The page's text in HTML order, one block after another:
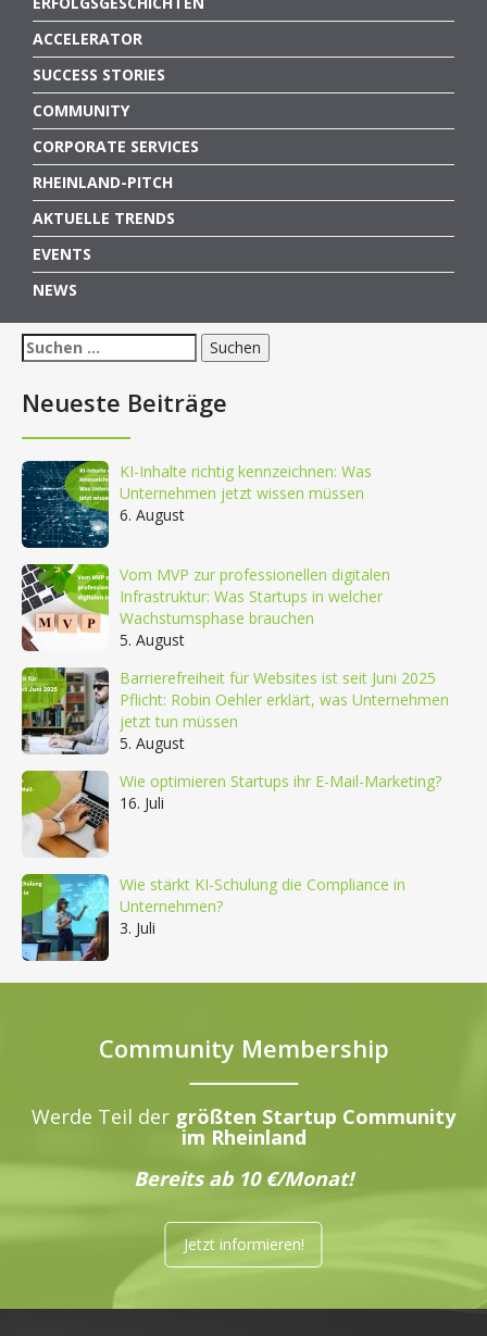
ACCELERATOR
SUCCESS STORIES
COMMUNITY
CORPORATE SERVICES
RHEINLAND-PITCH
AKTUELLE TRENDS
EVENTS
NEWS
Suchen
nach:
Neueste Beiträge
KI-Inhalte richtig kennzeichnen: Was
Unternehmen jetzt wissen müssen
6. August
Vom MVP zur professionellen digitalen
Infrastruktur: Was Startups in welcher
Wachstumsphase brauchen
5. August
Barrierefreiheit für Websites ist seit Juni 2025
Pflicht: Robin Oehler erklärt, was Unternehmen
jetzt tun müssen
5. August
Wie optimieren Startups ihr E-Mail-Marketing?
16. Juli
Wie stärkt KI-Schulung die Compliance in
Unternehmen?
3. Juli
Community Membership
Werde Teil der größten Startup Community
im Rheinland
Bereits ab 10 €/Monat!
Jetzt informieren!